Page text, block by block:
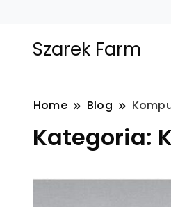
Szarek Farm
Home Blog
Kategoria: